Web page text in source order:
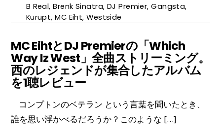
B Real,Brenk Sinatra, DJ Premier,Gangsta,
Kurupt,MC Eiht,Westside
MC EihtとDJ Premierの「Which
Way Iz West」全曲ストリーミング。
西のレジェンドが集合したアルバム
を1聴レビュー
コンプトンのベテラン という言葉を聞いたとき、
誰を思い浮かべるだろうか？このような […]